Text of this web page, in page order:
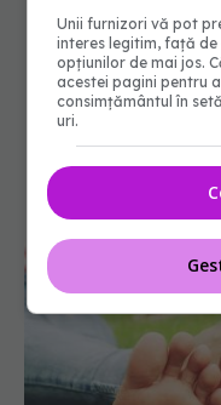
Unii furnizori vă pot
interes legitim, față
opțiunilor de mai jos.
acestei pagini pentru
consimțământul în
uri.